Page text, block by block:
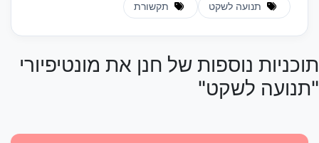
תנועה לשקט תקשורת
תוכניות נוספות של חנן את מונטיפיורי
"תנועה לשקט"